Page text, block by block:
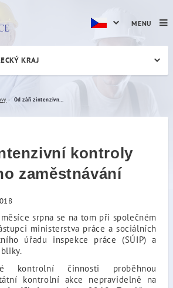
KRAJ
kontroly
zaměstnávání
srpna se na tom při společném
ministerstva práce a sociálních
úřadu inspekce práce (SÚIP) a
kontrolní činnosti proběhnou
kontrolní akce nepravidelně na
MENU